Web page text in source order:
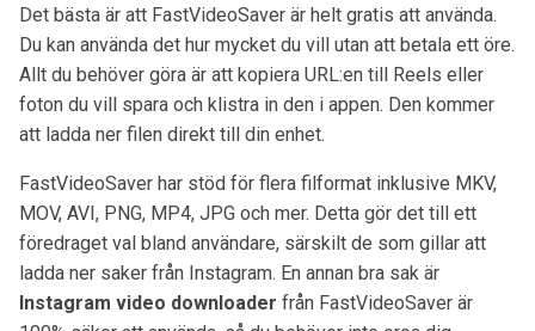
Det bästa är att FastVideoSaver är helt gratis att använda.
Du kan använda det hur mycket du vill utan att betala ett öre.
Allt du behöver göra är att kopiera URL:en till Reels eller
foton du vill spara och klistra in den i appen. Den kommer
att ladda ner filen direkt till din enhet.
FastVideoSaver har stöd för flera filformat inklusive MKV,
MOV, AVI, PNG, MP4, JPG och mer. Detta gör det till ett
föredraget val bland användare, särskilt de som gillar att
ladda ner saker från Instagram. En annan bra sak är
Instagram video downloader från FastVideoSaver är